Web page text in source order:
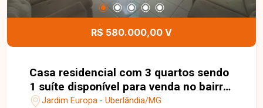
R$ 580.000,00 V
Casa residencial com 3 quartos sendo
1 suíte disponível para venda no bairro
Jardim Europa em Uberlândia-MG
Jardim Europa - Uberlândia/MG